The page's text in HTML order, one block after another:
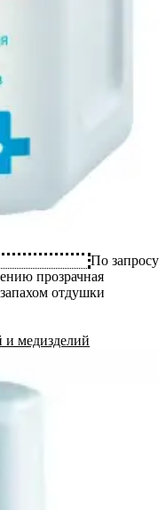
По запросу
прозрачная
отдушки
и медизделий